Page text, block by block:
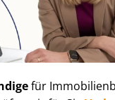
für